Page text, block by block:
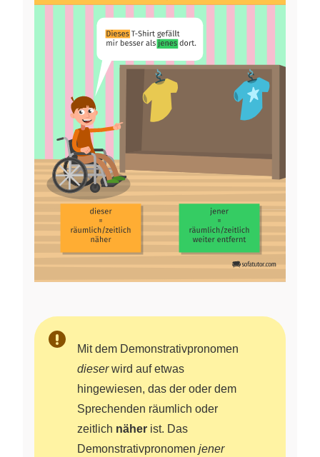
Mit dem Demonstrativpronomen
dieserwird auf etwas
hingewiesen, das der oder dem
Sprechenden räumlich oder
zeitlich näher ist. Das
Demonstrativpronomen jener